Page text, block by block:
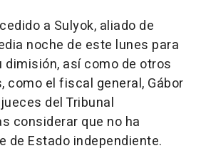
a Sulyok, aliado de
noche de este lunes para
dimisión, así como de otros
como el fiscal general, Gábor
del Tribunal
considerar que no ha
de Estado independiente.